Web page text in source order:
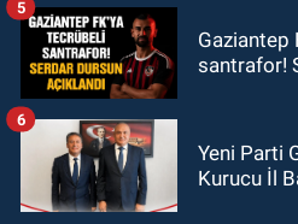
Gaziantep
santrafor!
5
Yeni Parti
Kurucu İl
6